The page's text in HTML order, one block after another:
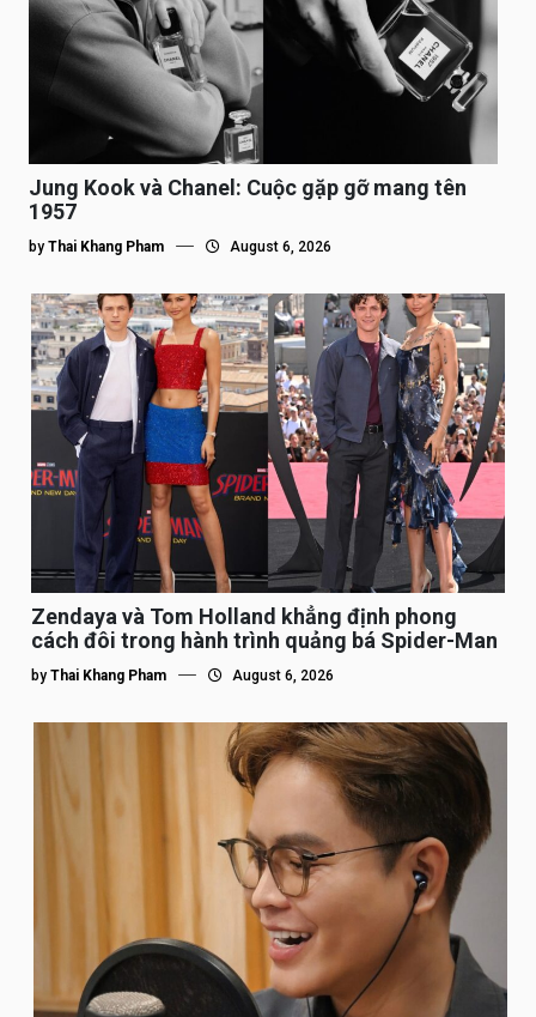
Jung Kook và Chanel: Cuộc gặp gỡ mang tên
1957
by Thai Khang Pham August 6, 2026
Zendaya và Tom Holland khẳng định phong
cách đôi trong hành trình quảng bá Spider-Man
by Thai Khang Pham August 6, 2026